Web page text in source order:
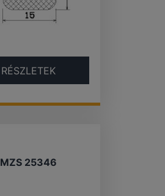
RÉSZLETEK
MZS 25346